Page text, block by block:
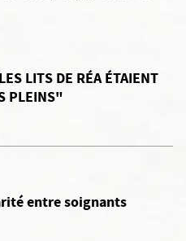
LITS DE RÉA ÉTAIENT
PLEINS"
entre soignants